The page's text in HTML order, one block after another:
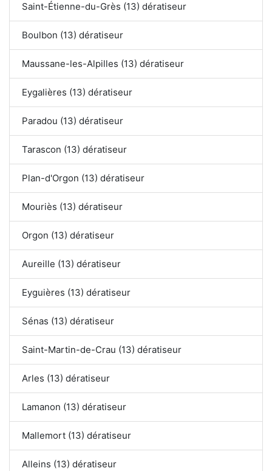
Saint-Étienne-du-Grès (13) dératiseur
Boulbon (13) dératiseur
Maussane-les-Alpilles (13) dératiseur
Eygalières (13) dératiseur
Paradou (13) dératiseur
Tarascon (13) dératiseur
Plan-d'Orgon (13) dératiseur
Mouriès (13) dératiseur
Orgon (13) dératiseur
Aureille (13) dératiseur
Eyguières (13) dératiseur
Sénas (13) dératiseur
Saint-Martin-de-Crau (13) dératiseur
Arles (13) dératiseur
Lamanon (13) dératiseur
Mallemort (13) dératiseur
Alleins (13) dératiseur